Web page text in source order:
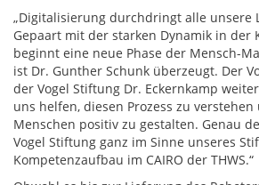
„Digitalisierung durchdringt alle unsere
Gepaart mit der starken Dynamik in der
beginnt eine neue Phase der Mensch-
ist Dr. Gunther Schunk überzeugt. Der
der Vogel Stiftung Dr. Eckernkamp
uns helfen, diesen Prozess zu
Menschen positiv zu gestalten. Genau
Vogel Stiftung ganz im Sinne unseres
Kompetenzaufbau im CAIRO der THWS.“